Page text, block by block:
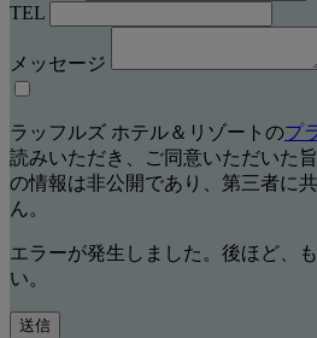
TEL
メッセージ
ラッフルズ ホテル＆リゾートのプ
読みいただき、ご同意いただいた
の情報は非公開であり、第三者に
ん。
エラーが発生しました。後ほど、
い。
送信